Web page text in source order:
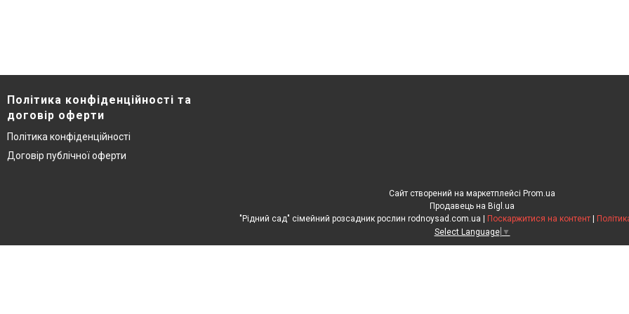
Політика конфіденційності та
договір оферти
Політика конфіденційності
Договір публічної оферти
Сайт створений на маркетплейсі Prom.ua
Продавець на Bigl.ua
"Рідний сад" сімейний розсадник рослин rodnoysad.com.ua | Поскаржитися на контент |
Select Language ▼